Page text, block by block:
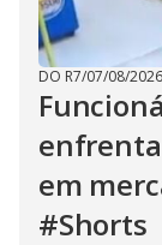
DO R7/07/08/2026
em
#Shorts